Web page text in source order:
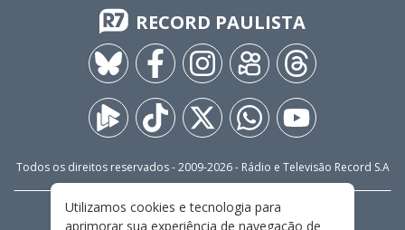
RECORD PAULISTA
Todos os direitos reservados - 2009-2026- Rádio e Televisão Record S.A
FALE CONOSCO PRIVACIDADE
Utilizamos cookies e tecnologia para
aprimorar sua experiência de navegação de